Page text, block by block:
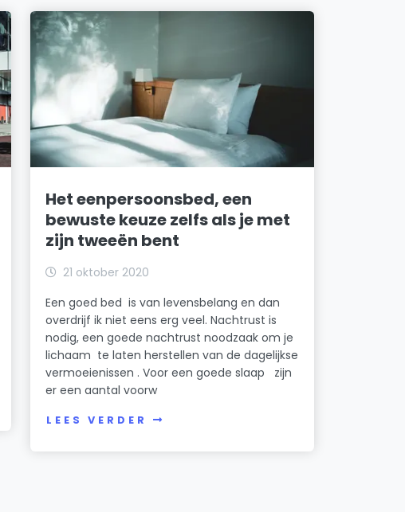
Het eenpersoonsbed, een
bewuste keuze zelfs als je met
zijn tweeën bent
21 oktober 2020
Een goed bed is van levensbelang en dan
overdrijf ik niet eens erg veel. Nachtrust is
nodig, een goede nachtrust noodzaak om je
lichaam te laten herstellen van de dagelijkse
vermoeienissen . Voor een goede slaap zijn
er een aantal voorw
LEES VERDER